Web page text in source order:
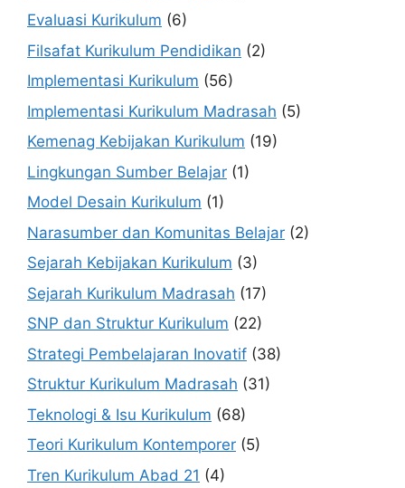
Evaluasi Kurikulum (6)
Filsafat Kurikulum Pendidikan (2)
Implementasi Kurikulum (56)
Implementasi Kurikulum Madrasah (5)
Kemenag Kebijakan Kurikulum (19)
Lingkungan Sumber Belajar (1)
Model Desain Kurikulum (1)
Narasumber dan Komunitas Belajar (2)
Sejarah Kebijakan Kurikulum (3)
Sejarah Kurikulum Madrasah (17)
SNP dan Struktur Kurikulum (22)
Strategi Pembelajaran Inovatif (38)
Struktur Kurikulum Madrasah (31)
Teknologi & Isu Kurikulum (68)
Teori Kurikulum Kontemporer (5)
Tren Kurikulum Abad 21 (4)